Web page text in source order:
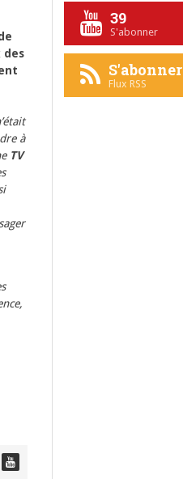
des
à
TV
39
S'abonner
S'abonner
Flux RSS